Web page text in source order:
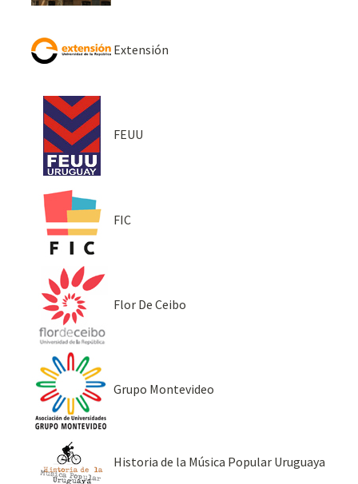
Extensión
FEUU
FIC
Flor De Ceibo
Grupo Montevideo
Historia de la Música Popular Uruguaya